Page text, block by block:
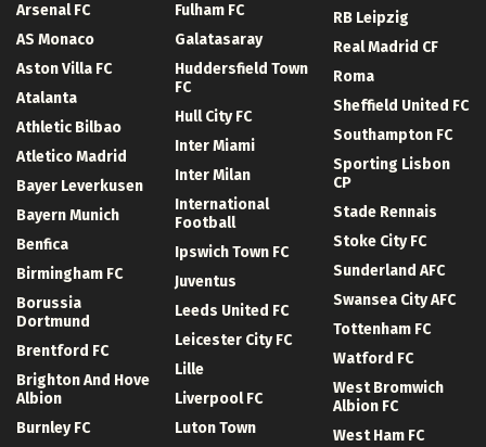
Arsenal FC
AS Monaco
Aston Villa FC
Atalanta
Athletic Bilbao
Atletico Madrid
Bayer Leverkusen
Bayern Munich
Benfica
Birmingham FC
Borussia
Dortmund
Brentford FC
Brighton And Hove
Albion
Burnley FC
Fulham FC
Galatasaray
Huddersfield Town
FC
Hull City FC
Inter Miami
Inter Milan
International
Football
Ipswich Town FC
Juventus
Leeds United FC
Leicester City FC
Lille
Liverpool FC
Luton Town
RB Leipzig
Real Madrid CF
Roma
Sheffield United FC
Southampton FC
Sporting Lisbon
CP
Stade Rennais
Stoke City FC
Sunderland AFC
Swansea City AFC
Tottenham FC
Watford FC
West Bromwich
Albion FC
West Ham FC